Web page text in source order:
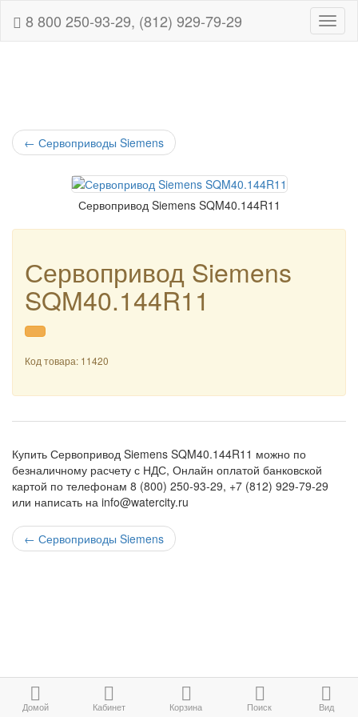
8 800 250-93-29, (812) 929-79-29
← Сервоприводы Siemens
Сервопривод Siemens SQM40.144R11
Сервопривод Siemens
SQM40.144R11
Код товара: 11420
Купить Сервопривод Siemens SQM40.144R11 можно по
безналичному расчету с НДС, Онлайн оплатой банковской
картой по телефонам 8 (800) 250-93-29, +7 (812) 929-79-29
или написать на info@watercity.ru
← Сервоприводы Siemens
Домой Кабинет Корзина Поиск Вид